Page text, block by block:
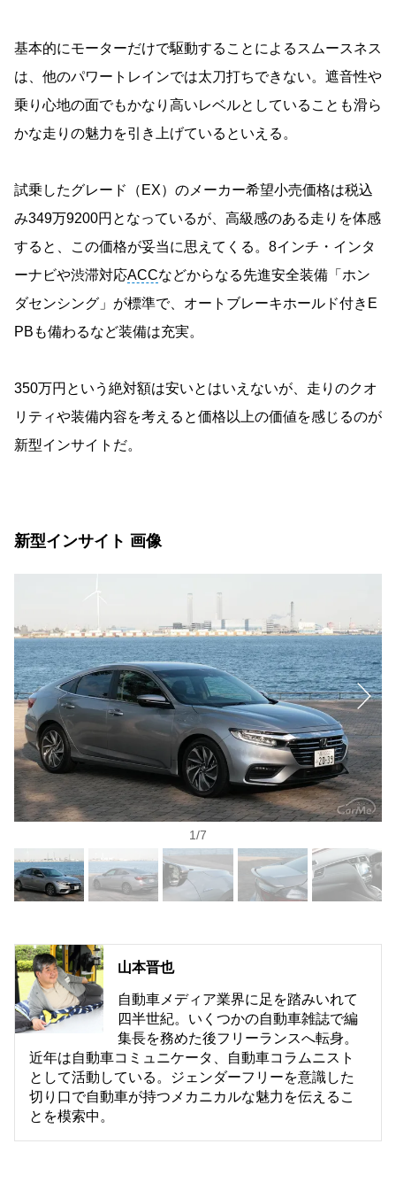
基本的にモーターだけで駆動することによるスムースネス
は、他のパワートレインでは太刀打ちできない。遮音性や
乗り心地の面でもかなり高いレベルとしていることも滑ら
かな走りの魅力を引き上げているといえる。
試乗したグレード（EX）のメーカー希望小売価格は税込
み349万9200円となっているが、高級感のある走りを体感
すると、この価格が妥当に思えてくる。8インチ・インタ
ーナビや渋滞対応ACCなどからなる先進安全装備「ホン
ダセンシング」が標準で、オートブレーキホールド付きE
PBも備わるなど装備は充実。
350万円という絶対額は安いとはいえないが、走りのクオ
リティや装備内容を考えると価格以上の価値を感じるのが
新型インサイトだ。
新型インサイト 画像
1/7
山本晋也
自動車メディア業界に足を踏みいれて
四半世紀。いくつかの自動車雑誌で編
集長を務めた後フリーランスへ転身。
近年は自動車コミュニケータ、自動車コラムニスト
として活動している。ジェンダーフリーを意識した
切り口で自動車が持つメカニカルな魅力を伝えるこ
とを模索中。